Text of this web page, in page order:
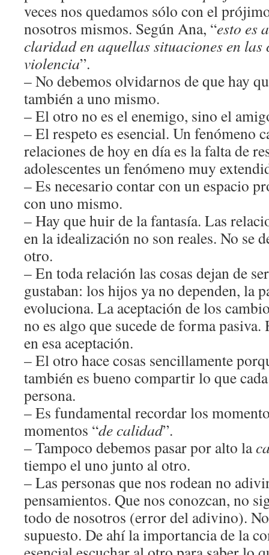
veces nos quedamos sólo con el
nosotros mismos. Según Ana, “esto es
claridad en aquellas situaciones en las
violencia”.
– No debemos olvidarnos de que hay
también a uno mismo.
– El otro no es el enemigo, sino el
– El respeto es esencial. Un fenómeno
relaciones de hoy en día es la falta de
adolescentes un fenómeno muy
– Es necesario contar con un espacio
con uno mismo.
– Hay que huir de la fantasía. Las
en la idealización no son reales. No se
otro.
– En toda relación las cosas dejan de
gustaban: los hijos ya no dependen, la
evoluciona. La aceptación de los
no es algo que sucede de forma
en esa aceptación.
– El otro hace cosas sencillamente
también es bueno compartir lo que
persona.
– Es fundamental recordar los
momentos “de calidad”.
– Tampoco debemos pasar por alto la
tiempo el uno junto al otro.
– Las personas que nos rodean no
pensamientos. Que nos conozcan, no
todo de nosotros (error del adivino).
supuesto. De ahí la importancia de la